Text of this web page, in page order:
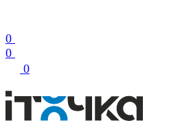
0
0
0